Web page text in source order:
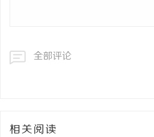
全部评论
相关阅读